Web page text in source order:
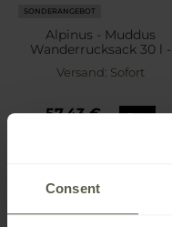
Consent
SONDERANGEBOT
Alpinus - Muddus
Wanderrucksack 30 l -
Sandgrün
Versand: Sofort
57,43 €